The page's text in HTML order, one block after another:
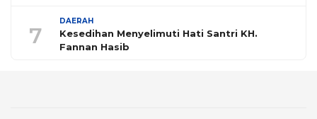
7
DAERAH
Kesedihan Menyelimuti Hati Santri KH.
Fannan Hasib